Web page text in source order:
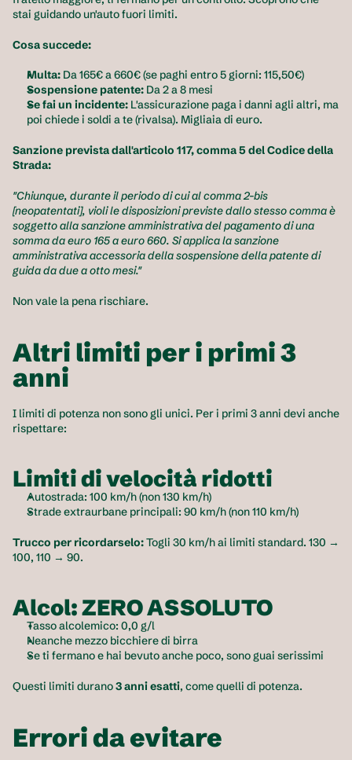
stai guidando un'auto fuori limiti.
Cosa succede:
Multa: Da 165€ a 660€ (se paghi entro 5 giorni: 115,50€)
Sospensione patente: Da 2 a 8 mesi
Se fai un incidente: L'assicurazione paga i danni agli altri, ma
poi chiede i soldi a te (rivalsa). Migliaia di euro.
Sanzione prevista dall'articolo 117, comma 5 del Codice della
Strada:
"Chiunque, durante il periodo di cui al comma 2-bis
[neopatentati], violi le disposizioni previste dallo stesso comma è
soggetto alla sanzione amministrativa del pagamento di una
somma da euro 165 a euro 660. Si applica la sanzione
amministrativa accessoria della sospensione della patente di
guida da due a otto mesi."
Non vale la pena rischiare.
Altri limiti per i primi 3
anni
I limiti di potenza non sono gli unici. Per i primi 3 anni devi anche
rispettare:
Limiti di velocità ridotti
Autostrada: 100 km/h (non 130 km/h)
Strade extraurbane principali: 90 km/h (non 110 km/h)
Trucco per ricordarselo: Togli 30 km/h ai limiti standard. 130 →
100, 110 → 90.
Alcol: ZERO ASSOLUTO
Tasso alcolemico: 0,0 g/l
Neanche mezzo bicchiere di birra
Se ti fermano e hai bevuto anche poco, sono guai serissimi
Questi limiti durano 3 anni esatti, come quelli di potenza.
Errori da evitare